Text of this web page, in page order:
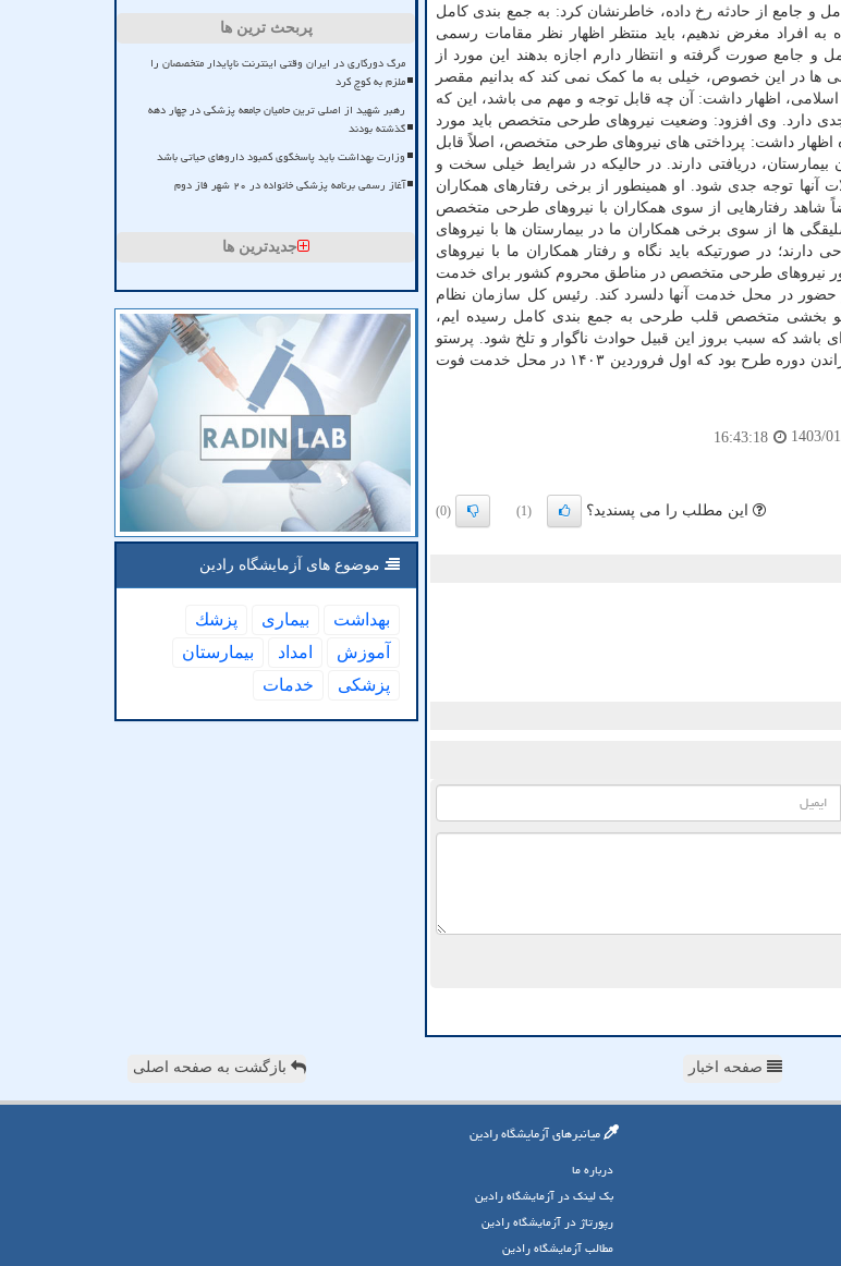
و جامع از حادثه رخ داده، خاطرنشان کرد: به جمع بندی کامل
به افراد مغرض ندهیم، باید منتظر اظهار نظر مقامات رسمی
و جامع صورت گرفته و انتظار دارم اجازه بدهند این مورد از
ها در این خصوص، خیلی به ما کمک نمی کند که بدانیم مقصر
اظهار داشت: آن چه قابل توجه و مهم می باشد، این که
جدی دارد. وی افزود: وضعیت نیروهای طرحی متخصص باید مورد
اظهار داشت: پرداختی های نیروهای طرحی متخصص، اصلاً قابل
بوده و کمتر از نگهبان بیمارستان، دریافتی دارند. در حالیکه در شرایط خیلی سخت و
توجه جدی شود. او همینطور از برخی رفتارهای همکاران
شاهد رفتارهایی از سوی همکاران با نیروهای طرحی متخصص
ها از سوی برخی همکاران ما در بیمارستان ها با نیروهای
در صورتیکه باید نگاه و رفتار همکاران ما با نیروهای
نیروهای طرحی متخصص در مناطق محروم کشور برای خدمت
حضور در محل خدمت آنها دلسرد کند. رئیس کل سازمان نظام
بخشی متخصص قلب طرحی به جمع بندی کامل رسیده ایم،
باشد که سبب بروز این قبیل حوادث ناگوار و تلخ شود. پرستو
بخشی متخصص قلب و عروق در بیمارستان نورآباد شهرستان دلفان مشغول گذراندن دوره طرح بود که اول فروردین ۱۴۰۳ در محل خدمت فوت
1403/
16:43:18
این مطلب را می پسندید؟ (1)
(0)
پربحث ترین ها
مرگ دورکاری در ایران وقتی اینترنت ناپایدار متخصصان را
ملزم به کوچ کرد
رهبر شهید از اصلی ترین حامیان جامعه پزشکی در چهار دهه
گذشته بودند
وزارت بهداشت باید پاسخگوی کمبود داروهای حیاتی باشد
آغاز رسمی برنامه پزشکی خانواده در ۲۰ شهر فاز دوم
جدیدترین ها
موضوع های آزمایشگاه رادین
بهداشت بیماری
پزشك
آموزش
امداد
بیمارستان
پزشكی
خدمات
صفحه اخبار بازگشت به صفحه اصلی
میانبرهای آزمایشگاه رادین
درباره ما
بک لینک در آزمایشگاه رادین
رپورتاژ در آزمایشگاه رادین
مطالب آزمایشگاه رادین